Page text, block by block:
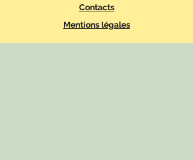
Contacts
Mentions légales